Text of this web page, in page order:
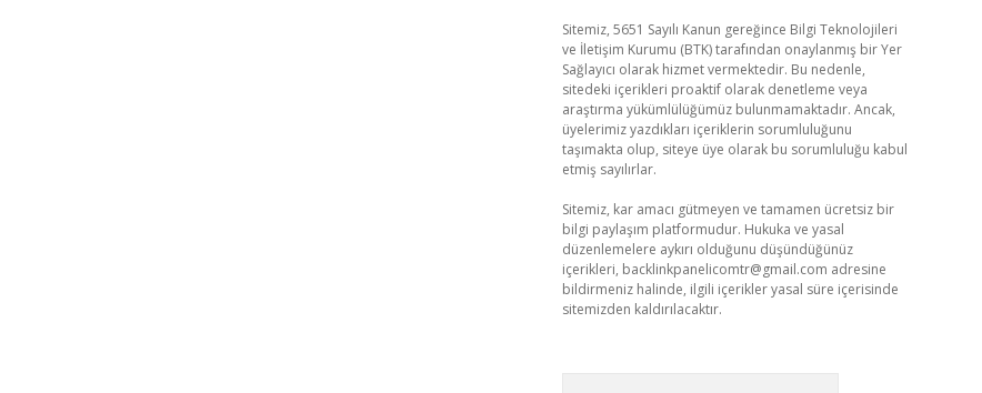
Sitemiz, 5651 Sayılı Kanun gereğince Bilgi Teknolojileri
ve İletişim Kurumu (BTK) tarafından onaylanmış bir Yer
Sağlayıcı olarak hizmet vermektedir. Bu nedenle,
sitedeki içerikleri proaktif olarak denetleme veya
araştırma yükümlülüğümüz bulunmamaktadır. Ancak,
üyelerimiz yazdıkları içeriklerin sorumluluğunu
taşımakta olup, siteye üye olarak bu sorumluluğu kabul
etmiş sayılırlar.
Sitemiz, kar amacı gütmeyen ve tamamen ücretsiz bir
bilgi paylaşım platformudur. Hukuka ve yasal
düzenlemelere aykırı olduğunu düşündüğünüz
içerikleri, backlinkpanelicomtr@gmail.com adresine
bildirmeniz halinde, ilgili içerikler yasal süre içerisinde
sitemizden kaldırılacaktır.